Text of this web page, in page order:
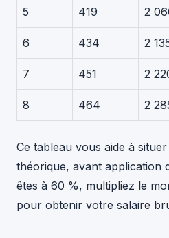
5 419 2
6 434 2
7 451 2
8 464 2
Ce tableau vous aide à
théorique, avant application
êtes à 60 %, multipliez le
pour obtenir votre salaire